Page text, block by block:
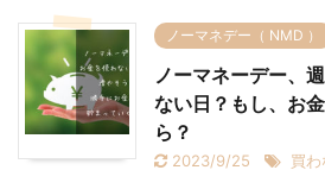
ノーマネデー（ NMD ）
ノーマネーデー、
ない日？もし、お
ら？
2023/9/25 買